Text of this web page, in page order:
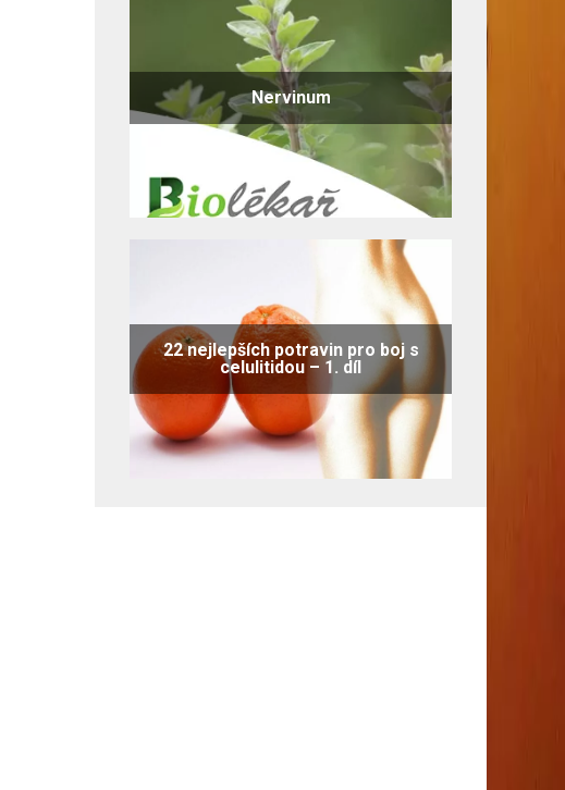
Nervinum
22 nejlepších potravin pro boj s
celulitidou – 1. díl